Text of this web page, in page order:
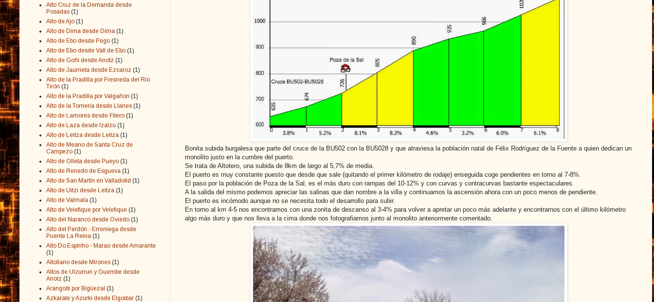
Bonita subida burgalesa que parte del cruce de la BU502 con la BU5028 y que atraviesa la población natal de Félix Rodríguez de la Fuente a quien dedican un
monolito justo en la cumbre del puerto.
Se trata de Altotero, una subida de 8km de largo al 5,7% de media.
El puerto es muy constante puesto que desde que sale (quitando el primer kilómetro de rodaje) enseguida coge pendientes en torno al 7-8%.
El paso por la población de Poza de la Sal, es el más duro con rampas del 10-12% y con curvas y contracurvas bastante espectaculares.
A la salida del mismo podemos apreciar las salinas que dan nombre a la villa y continuamos la ascensión ahora con un poco menos de pendiente.
El puerto es incómodo aunque no se necesita todo el desarrollo para subir.
En torno al km 4-5 nos encontramos con una zonita de descanso al 3-4% para volver a apretar un poco más adelante y encontrarnos con el último kilómetro
algo más duro y que nos lleva a la cima donde nos fotografiamos junto al monolito anteriormente comentado.
Alto Cruz de la Demanda desde
Posadas (1)
Alto de Ajo (1)
Alto de Dima desde Dima (1)
Alto de Ebo desde Pego (1)
Alto de Ebo desde Vall de Ebo (1)
Alto de Goñi desde Anotz (1)
Alto de Jaurrieta desde Ezcaroz (1)
Alto de la Pradilla por Fresneda del Río
Tirón (1)
Alto de la Pradilla por Valgañon (1)
Alto de la Tornería desde Llanes (1)
Alto de Lamores desde Fitero (1)
Alto de Laza desde Izalzu (1)
Alto de Leitza desde Leitza (1)
Alto de Meano de Santa Cruz de
Campezo (1)
Alto de Olleta desde Pueyo (1)
Alto de Renedo de Esgueva (1)
Alto de San Martín en Valladolid (1)
Alto de Uitzi desde Leitza (1)
Alto de Valmala (1)
Alto de Velefique por Velefique (1)
Alto del Naranco desde Oviedo (1)
Alto del Perdón - Erreniega desde
Puente La Reina (1)
Alto Do Espinho - Marao desde Amarante
(1)
Altollano desde Mirones (1)
Altos de Ulzurrun y Guembe desde
Anotz (1)
Arangoiti por Bigüezal (1)
Azkarate y Azurki desde Elgoibar (1)